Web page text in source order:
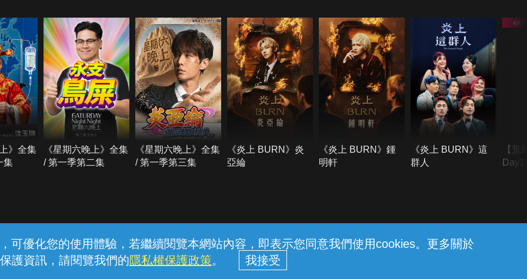
可優化您的使用體驗，若繼續閱覽本網站內容，即表示您同意我們使用cookies。更多關於
護資訊，請閱覽我們的隱私權保護政策。
》全集
集
《星期六晚上》全集
/ 第一季第二集
《星期六晚上》全集
/ 第一季第三集
《炎上 BURN》炎
亞綸
《炎上 BURN》鍾
明軒
《炎上 BURN》這
群人
【荒
線上客服 服務條款 隱私權保護
中華電信股份有限公司個人家庭分公司 (統一編號：96979949) © 2026